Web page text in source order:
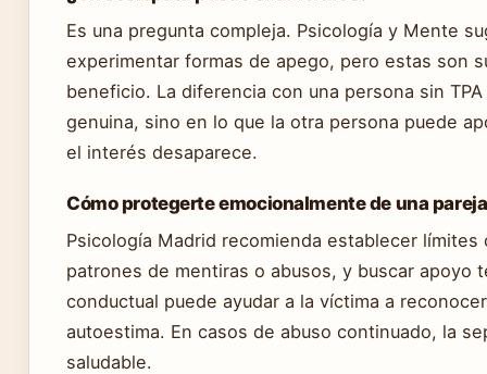
Es una pregunta compleja. Psicología y Mente
experimentar formas de apego, pero estas son
beneficio. La diferencia con una persona sin
genuina, sino en lo que la otra persona puede
el interés desaparece.
Cómo protegerte emocionalmente de una
Psicología Madrid recomienda establecer
patrones de mentiras o abusos, y buscar apoyo
conductual puede ayudar a la víctima a
autoestima. En casos de abuso continuado, la
saludable.